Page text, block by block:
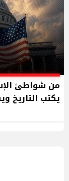
من شواطئ
يكتب التاريخ